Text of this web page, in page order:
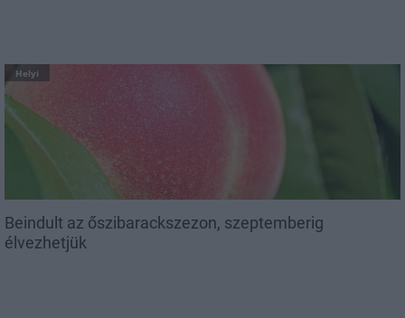
Helyi
Beindult az őszibarackszezon, szeptemberig
élvezhetjük